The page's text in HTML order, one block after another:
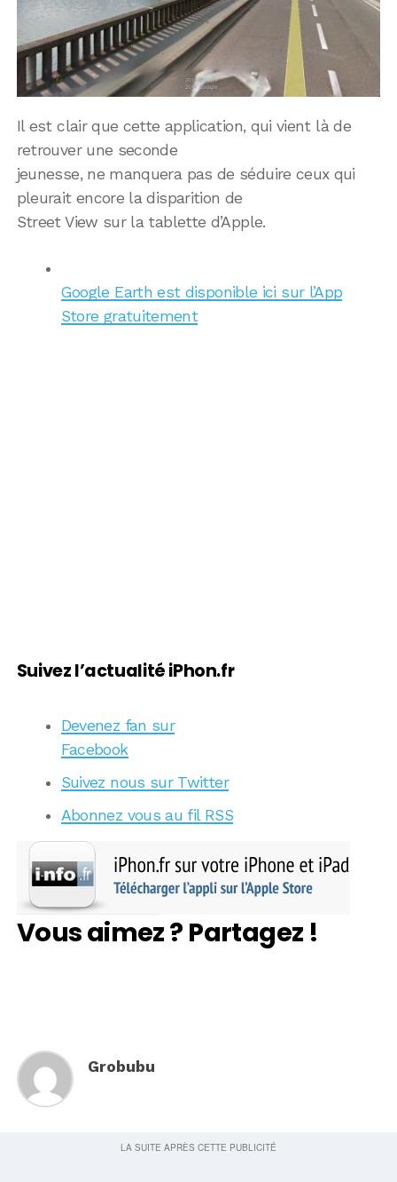
Il est clair que cette application, qui vient là de
retrouver une seconde
jeunesse, ne manquera pas de séduire ceux qui
pleurait encore la disparition de
Street View sur la tablette d’Apple.
Google Earth est disponible ici sur l’App
Store gratuitement
Suivez l’actualité iPhon.fr
Devenez fan sur
Facebook
Suivez nous sur Twitter
Abonnez vous au fil RSS
Vous aimez ? Partagez !
Grobubu